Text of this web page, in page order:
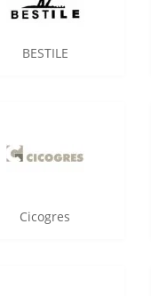
BESTILE
Cicogres